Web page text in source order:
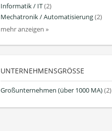
Informatik / IT(2)
Mechatronik / Automatisierung(2)
mehr anzeigen »
UNTERNEHMENSGRÖSSE
Großunternehmen (über 1000 MA)(2)